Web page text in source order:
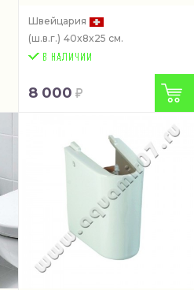
Швейцария
(ш.в.г.) 40x8x25 см.
8 000